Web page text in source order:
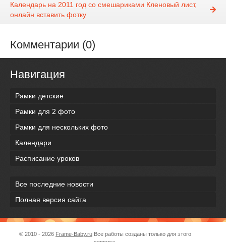
Календарь на 2011 год со смешариками Кленовый лист,
онлайн вставить фотку
Комментарии (0)
Навигация
Рамки детские
Рамки для 2 фото
Рамки для нескольких фото
Календари
Расписание уроков
Все последние новости
Полная версия сайта
© 2010 - 2026 Frame-Baby.ru Все работы созданы только для этого